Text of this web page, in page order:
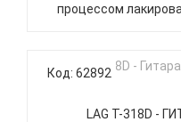
процессом
Код: 62892
LAG T-318D -